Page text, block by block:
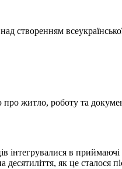
створенням
про житло, роботу та
інтегрувалися в приймаючі
як це сталося